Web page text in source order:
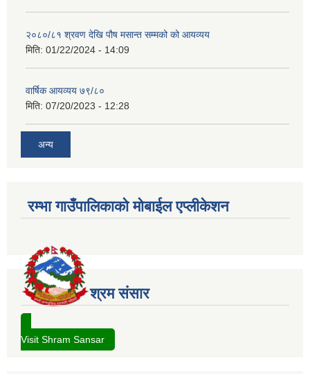
२०८०/८१ श्रवण देखि पौष मसान्त सम्मको को आयव्यय
मिति: 01/22/2024 - 14:09
वार्षिक आयव्यय ७९/८०
मिति: 07/20/2023 - 12:28
अन्य
रम्भा गाउँपालिकाको मोबाईल एप्लीकेशन
श्रम संसार
Visit Shram Sansar